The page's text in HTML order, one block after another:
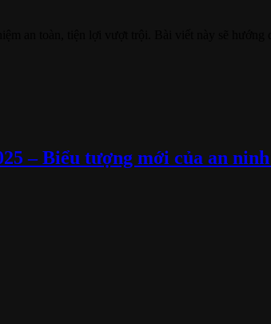
– Biểu tượng mới của an